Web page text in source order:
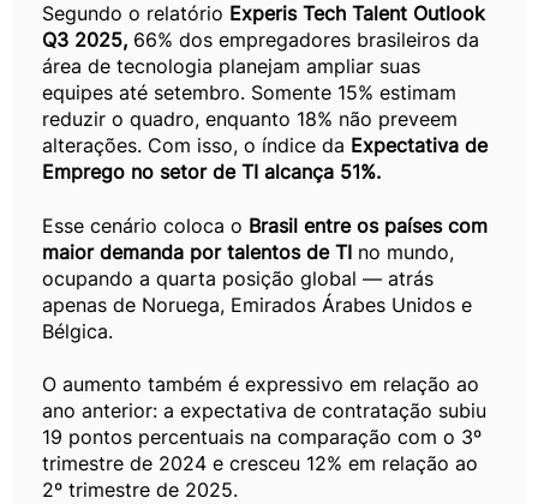
Segundo o relatório Experis Tech Talent Outlook
Q3 2025, 66% dos empregadores brasileiros da
área de tecnologia planejam ampliar suas
equipes até setembro. Somente 15% estimam
reduzir o quadro, enquanto 18% não preveem
alterações. Com isso, o índice da Expectativa de
Emprego no setor de TI alcança 51%.
Esse cenário coloca o Brasil entre os países com
maior demanda por talentos de TI no mundo,
ocupando a quarta posição global — atrás
apenas de Noruega, Emirados Árabes Unidos e
Bélgica.
O aumento também é expressivo em relação ao
ano anterior: a expectativa de contratação subiu
19 pontos percentuais na comparação com o 3º
trimestre de 2024 e cresceu 12% em relação ao
2º trimestre de 2025.